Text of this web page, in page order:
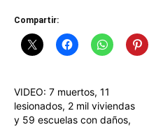
Compartir:
VIDEO: 7 muertos, 11
lesionados, 2 mil viviendas
y 59 escuelas con daños,